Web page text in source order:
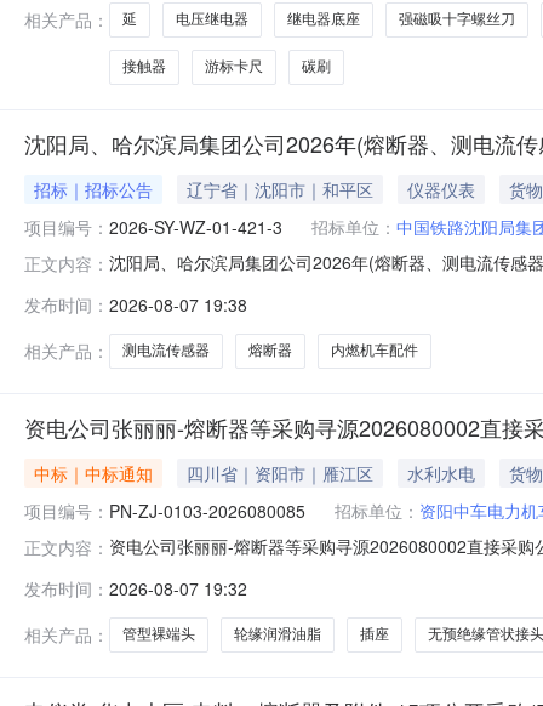
相关产品：
延 电压继电器 继电器底座 强磁吸十字螺丝刀
接触器 游标卡尺 碳刷
沈阳局、哈尔滨局集团公司2026年(熔断器、测电流
招标｜招标公告 辽宁省｜沈阳市｜和平区 仪器仪表
货物
项目编号： 2026-SY-WZ-01-421-3 招标单位： 中国铁路沈阳局集
正文内容： 沈阳局、哈尔滨局集团公司2026年(熔断器、测电流传感
现对2026年(熔断器、测电流传感器等内燃机车配件）区
点、交货期、
发布时间： 2026-08-07 19:38
相关产品：
测电流传感器 熔断器 内燃机车配件
资电公司张丽丽-熔断器等采购寻源2026080002直接
中标｜中标通知 四川省｜资阳市｜雁江区 水利水电
货物
项目编号： PN-ZJ-0103-2026080085 招标单位： 资阳中车电力
正文内容： 资电公司张丽丽-熔断器等采购寻源2026080002直接采
项目采购人为:【资阳中车电力机车有限公司】，资金来
发布时间： 2026-08-07 19:32
相关产品：
管型裸端头 轮缘润滑油脂 插座 无预绝缘管状接头